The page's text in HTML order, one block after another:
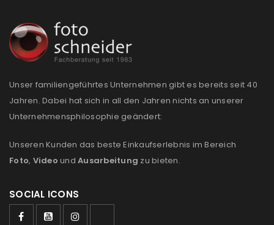
Passwort*
Anmeldeformular geschützt durch WP Captcha
Angemeldet bleiben
ANMELDEN
REGISTRIEREN
Unser familiengeführtes Unternehmen gibt es bereits seit 40
Jahren. Dabei hat sich in all den Jahren nichts an unserer
Unternehmensphilosophie geändert:
Unseren Kunden das beste Einkaufserlebnis im Bereich
Foto, Video und Ausarbeitung zu bieten.
SOCIAL ICONS